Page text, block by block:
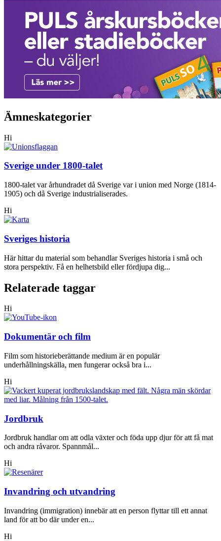
Ämneskategorier
Hi
Sverige under 1800-talet
1800-talet var århundradet då Sverige var i union med Norge (1814-
1905) och då Sverige industrialiserades.
Hi
Sveriges historia
Här hittar du material som behandlar Sveriges historia i små och
stora perspektiv. Få en helhetsbild eller fördjupa dig...
Relaterade taggar
Hi
Dokumentär och film
Film som historieberättande medium är en populär
underhållningskälla, men fungerar också bra i...
Hi
Jordbruk
Jordbruk handlar om att odla växter och föda upp djur för att få mat
och andra råvaror. Spannmål...
Hi
Invandring och utvandring
Invandring (immigration) innebär att en person flyttar till ett annat
land för att bo där under en...
Hi